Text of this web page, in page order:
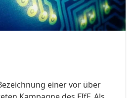
einer vor über